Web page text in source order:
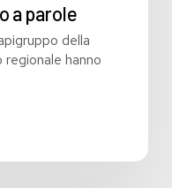
a parole
della
regionale hanno